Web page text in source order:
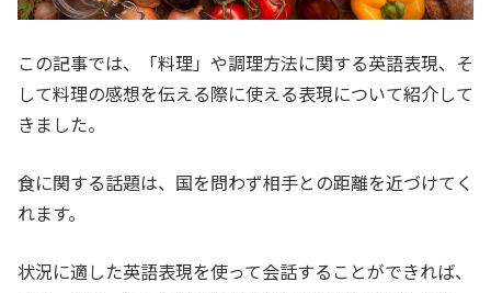
この記事では、「料理」や調理方法に関する英語表現、そ
して料理の感想を伝える際に使える表現について紹介して
きました。
食に関する話題は、国を問わず相手との距離を近づけてく
れます。
状況に適した英語表現を使って会話することができれば、